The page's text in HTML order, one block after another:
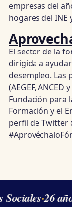
empresas del
hogares del INE
El sector de la
dirigida a
desempleo. Las
(AEGEF, ANCED
Fundación para
Formación y el
perfil de Twitter
Sociales·26